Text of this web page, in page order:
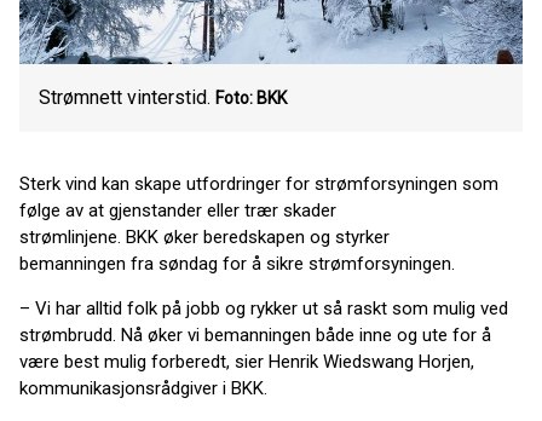
Strømnett vinterstid. Foto: BKK
Sterk vind kan skape utfordringer for strømforsyningen som
følge av at gjenstander eller trær skader
strømlinjene. BKK øker beredskapen og styrker
bemanningen fra søndag for å sikre strømforsyningen.
– Vi har alltid folk på jobb og rykker ut så raskt som mulig ved
strømbrudd. Nå øker vi bemanningen både inne og ute for å
være best mulig forberedt, sier Henrik Wiedswang Horjen,
kommunikasjonsrådgiver i BKK.